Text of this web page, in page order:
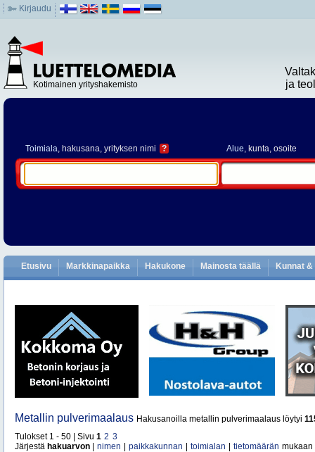
Kirjaudu
Kotimainen yrityshakemisto
ja
Toimiala, hakusana, yrityksen nimi ? Alue, kunta, osoite
Etusivu Markkinapaikka Hakukone Mainosta täällä Kunnat
Metallin pulverimaalaus Hakusanoilla metallin pulverimaalaus löytyi
Tulokset 1 - 50 | Sivu 1 2 3
Järjestä hakuarvon nimen paikkakunnan toimialan tietomäärän mukaan